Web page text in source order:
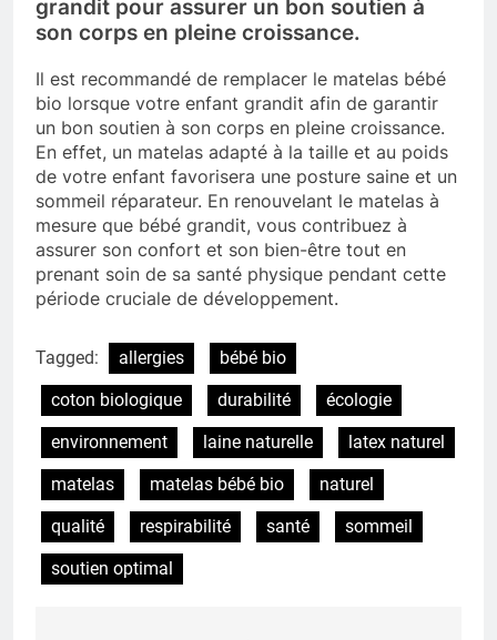
grandit pour assurer un bon soutien à
son corps en pleine croissance.
Il est recommandé de remplacer le matelas bébé
bio lorsque votre enfant grandit afin de garantir
un bon soutien à son corps en pleine croissance.
En effet, un matelas adapté à la taille et au poids
de votre enfant favorisera une posture saine et un
sommeil réparateur. En renouvelant le matelas à
mesure que bébé grandit, vous contribuez à
assurer son confort et son bien-être tout en
prenant soin de sa santé physique pendant cette
période cruciale de développement.
Tagged: allergies
bébé bio
coton biologique
durabilité
écologie
environnement
laine naturelle
latex naturel
matelas
matelas bébé bio
naturel
qualité
respirabilité santé
sommeil
soutien optimal